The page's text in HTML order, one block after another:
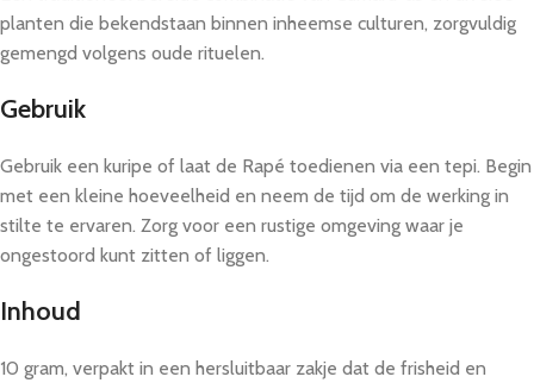
planten die bekendstaan binnen inheemse culturen, zorgvuldig
gemengd volgens oude rituelen.
Gebruik
Gebruik een kuripe of laat de Rapé toedienen via een tepi. Begin
met een kleine hoeveelheid en neem de tijd om de werking in
stilte te ervaren. Zorg voor een rustige omgeving waar je
ongestoord kunt zitten of liggen.
Inhoud
10 gram, verpakt in een hersluitbaar zakje dat de frisheid en